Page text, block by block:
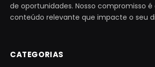
de oportunidades. Nosso compromisso
conteúdo relevante que impacte o seu
CATEGORIAS